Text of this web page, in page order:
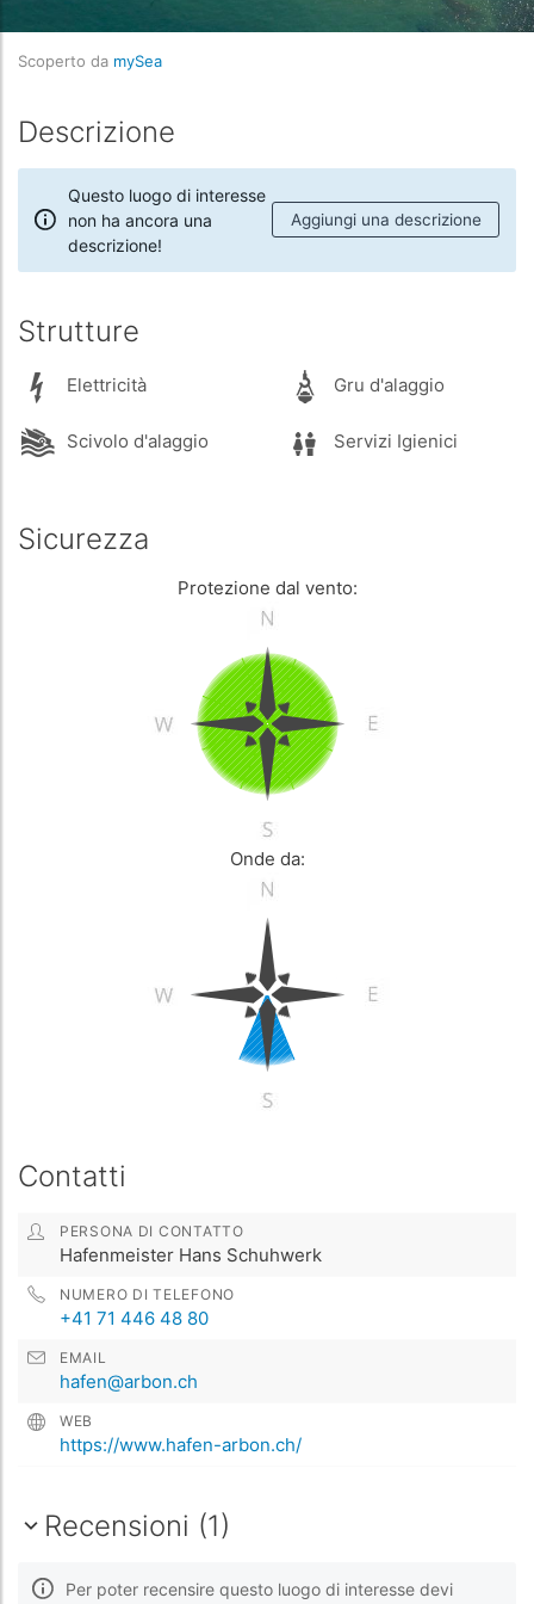
Scoperto da mySea
Descrizione
Questo luogo di interesse
non ha ancora una
descrizione!
Aggiungi una descrizione
Strutture
Elettricità Gru d'alaggio
Scivolo d'alaggio Servizi Igienici
Sicurezza
Protezione dal vento:
Onde da:
Contatti
PERSONA DI CONTATTO
Hafenmeister Hans Schuhwerk
NUMERO DI TELEFONO
+41 71 446 48 80
EMAIL
hafen@arbon.ch
WEB
https://www.hafen-arbon.ch/
Recensioni (1)
Per poter recensire questo luogo di interesse devi